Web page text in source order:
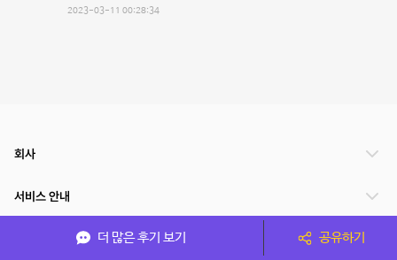
2023-03-11 00:28:34
더 많은 후기 보기 공유하기
회사
서비스 안내